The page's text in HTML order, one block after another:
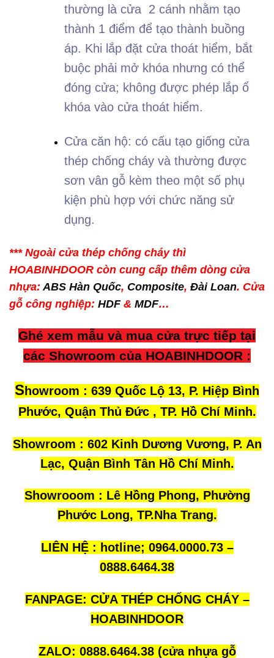
thường là cửa 2 cánh nhằm tạo
thành 1 điểm để tạo thành buồng
áp. Khi lắp đặt cửa thoát hiểm, bắt
buộc phải mở khóa nhưng có thể
đóng cửa; không được phép lắp ổ
khóa vào cửa thoát hiểm.
Cửa căn hộ: có cấu tạo giống cửa
thép chống cháy và thường được
sơn vân gỗ kèm theo một số phụ
kiện phù hợp với chức năng sử
dụng.
*** Ngoài cửa thép chống cháy thì
HOABINHDOOR còn cung cấp thêm dòng cửa
nhựa:ABS Hàn Quốc, Composite, Đài Loan. Cửa
gỗ công nghiệp: HDF& MDF…
Ghé xem mẫu và mua cửa trực tiếp tại
các Showroom của HOABINHDOOR :
S howroom : 639 Quốc Lộ 13, P. Hiệp Bình
Phước, Quận Thủ Đức , TP. Hồ Chí Minh.
Showroom : 602 Kinh Dương Vương, P. An
Lạc, Quận Bình Tân Hồ Chí Minh.
Showrooom : Lê Hồng Phong, Phường
Phước Long, TP.Nha Trang.
LIÊN HỆ : hotline; 0964.0000.73 –
0888.6464.38
FANPAGE: CỬA THÉP CHỐNG CHÁY –
HOABINHDOOR
ZALO: 0888.6464.38(cửa nhựa gỗ